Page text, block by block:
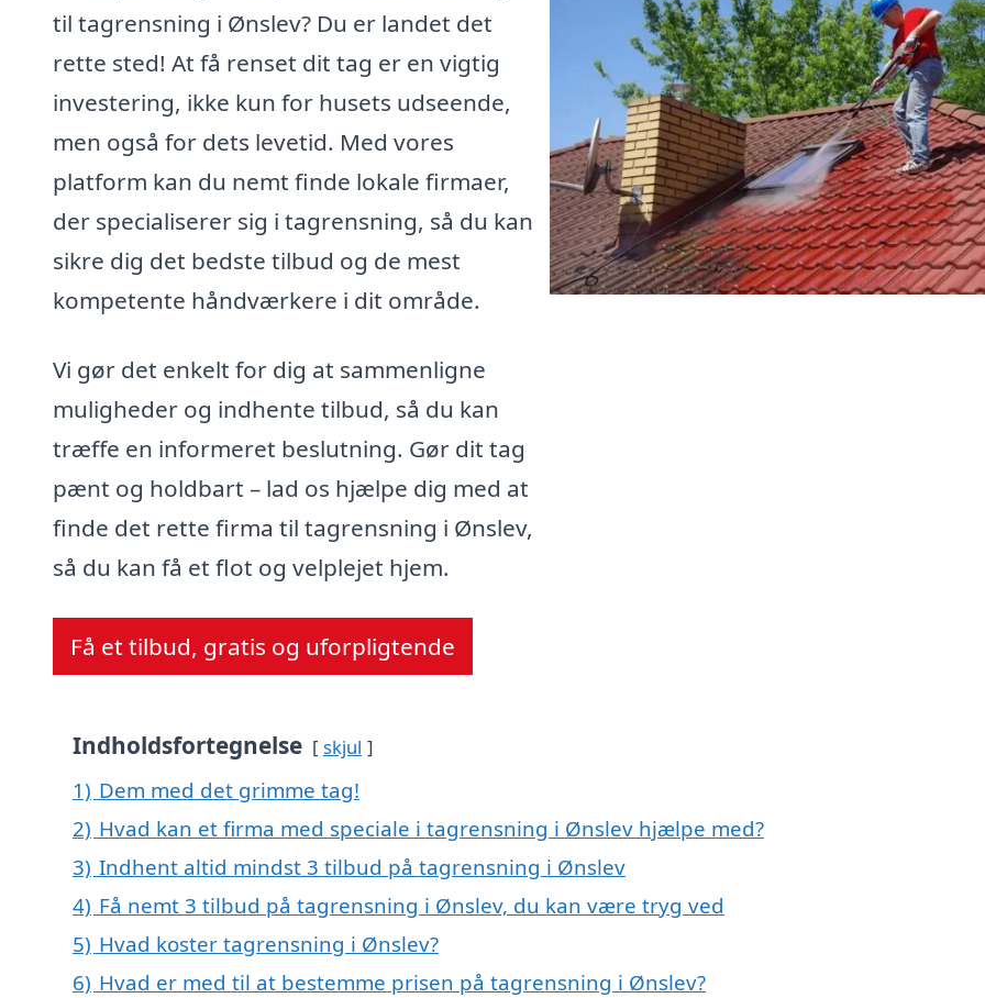
til tagrensning i Ønslev? Du er landet det
rette sted! At få renset dit tag er en vigtig
investering, ikke kun for husets udseende,
men også for dets levetid. Med vores
platform kan du nemt finde lokale firmaer,
der specialiserer sig i tagrensning, så du kan
sikre dig det bedste tilbud og de mest
kompetente håndværkere i dit område.
Vi gør det enkelt for dig at sammenligne
muligheder og indhente tilbud, så du kan
træffe en informeret beslutning. Gør dit tag
pænt og holdbart – lad os hjælpe dig med at
finde det rette firma til tagrensning i Ønslev,
så du kan få et flot og velplejet hjem.
Få et tilbud, gratis og uforpligtende
Indholdsfortegnelse skjul
1) Dem med det grimme tag!
2) Hvad kan et firma med speciale i tagrensning i Ønslev hjælpe med?
3) Indhent altid mindst 3 tilbud på tagrensning i Ønslev
4) Få nemt 3 tilbud på tagrensning i Ønslev, du kan være tryg ved
5) Hvad koster tagrensning i Ønslev?
6) Hvad er med til at bestemme prisen på tagrensning i Ønslev?